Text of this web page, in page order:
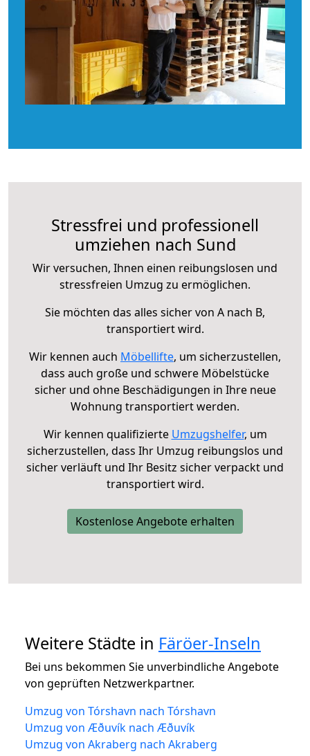
Stressfrei und professionell
umziehen nach Sund
Wir versuchen, Ihnen einen reibungslosen und
stressfreien Umzug zu ermöglichen.
Sie möchten das alles sicher von A nach B,
transportiert wird.
Wir kennen auch Möbellifte, um sicherzustellen,
dass auch große und schwere Möbelstücke
sicher und ohne Beschädigungen in Ihre neue
Wohnung transportiert werden.
Wir kennen qualifizierte Umzugshelfer, um
sicherzustellen, dass Ihr Umzug reibungslos und
sicher verläuft und Ihr Besitz sicher verpackt und
transportiert wird.
Kostenlose Angebote erhalten
Weitere Städte in Färöer-Inseln
Bei uns bekommen Sie unverbindliche Angebote
von geprüften Netzwerkpartner.
Umzug von Tórshavn nach Tórshavn
Umzug von Æðuvík nach Æðuvík
Umzug von Akraberg nach Akraberg